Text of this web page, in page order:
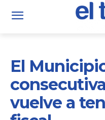
El
vuelve a